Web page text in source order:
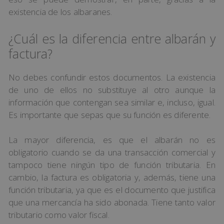
existencia de los albaranes.
¿Cuál es la diferencia entre albarán y
factura?
No debes confundir estos documentos. La existencia
de uno de ellos no substituye al otro aunque la
información que contengan sea similar e, incluso, igual.
Es importante que sepas que su función es diferente.
La mayor diferencia, es que el albarán no es
obligatorio cuando se da una transacción comercial y
tampoco tiene ningún tipo de función tributaria. En
cambio, la factura es obligatoria y, además, tiene una
función tributaria, ya que es el documento que justifica
que una mercancía ha sido abonada. Tiene tanto valor
tributario como valor fiscal.